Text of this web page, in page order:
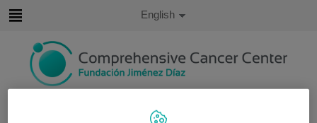
content
Active
English